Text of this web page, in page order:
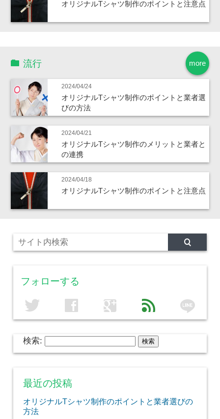
オリジナルTシャツ制作のポイントと注意点
more
流行
2024/04/24
オリジナルTシャツ制作のポイントと業者選
びの方法
2024/04/21
オリジナルTシャツ制作のメリットと業者と
の連携
2024/04/18
オリジナルTシャツ制作のポイントと注意点
フォローする
twitter facebook google feed line
検索:
最近の投稿
オリジナルTシャツ制作のポイントと業者選びの
方法